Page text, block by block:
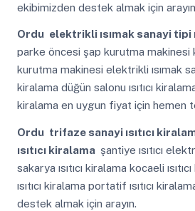
ekibimizden destek almak için
Ordu elektrikli ısımak sanayi tipi
parke öncesi şap kurutma makinesi
kurutma makinesi elektrikli ısımak
kiralama düğün salonu ısıtıcı
kiralama en uygun fiyat için hemen
Ordu trifaze sanayi ısıtıcı
ısıtıcı kiralama şantiye ısıtıcı
sakarya ısıtıcı kiralama kocaeli
ısıtıcı kiralama portatif ısıtıcı
destek almak için arayın.